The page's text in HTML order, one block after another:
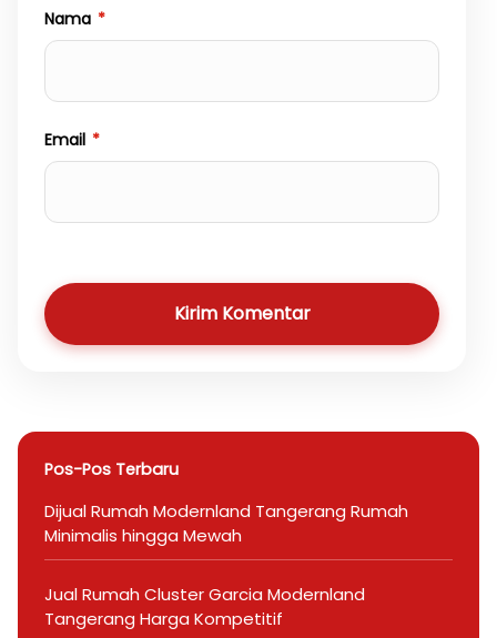
Nama *
Email *
Kirim Komentar
Pos-Pos Terbaru
Dijual Rumah Modernland Tangerang Rumah
Minimalis hingga Mewah
Jual Rumah Cluster Garcia Modernland
Tangerang Harga Kompetitif